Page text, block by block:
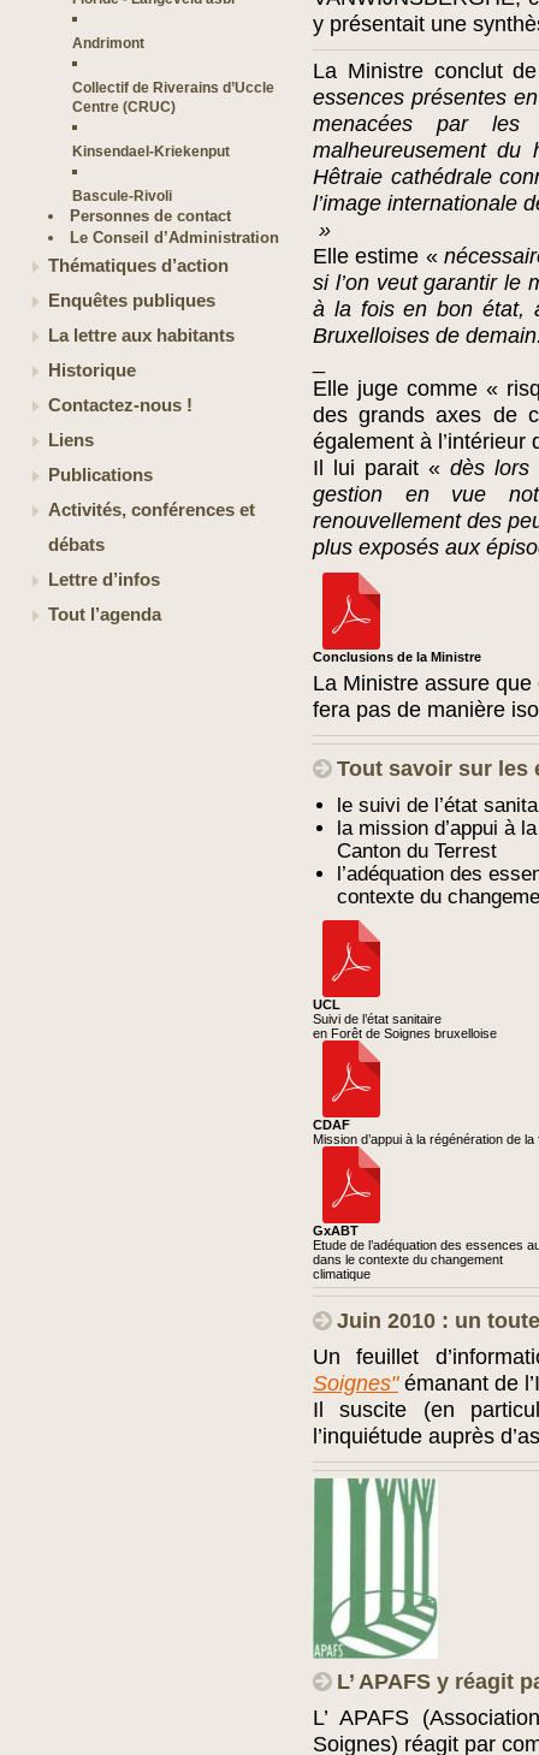
Andrimont
Collectif de Riverains d’Uccle
Centre (CRUC)
Kinsendael-Kriekenput
Bascule-Rivoli
Personnes de contact
Le Conseil d’Administration
Thématiques d’action
Enquêtes publiques
La lettre aux habitants
Historique
Contactez-nous !
Liens
Publications
Activités, conférences et
débats
Lettre d’infos
Tout l’agenda
y présentait une
La Ministre conclut
essences présentes
menacées par les
malheureusement du
Hêtraie cathédrale
l’image internationale
»
Elle estime «
si l’on veut garantir le
à la fois en bon état,
Bruxelloises de
Elle juge comme «
des grands axes de
également à l’intérieur
Il lui parait « dès lors
gestion en vue
renouvellement des
plus exposés aux
Conclusions de la Ministre
La Ministre assure
fera pas de manière
Tout savoir sur les
le suivi de l’état
la mission d’appui à
Canton du Terrest
l’adéquation des
contexte du
UCL
Suivi de l’état sanitaire
en Forêt de Soignes bruxelloise
CDAF
Mission d’appui à la régénération de
GxABT
Etude de l’adéquation des essences
dans le contexte du changement
climatique
Juin 2010 : un
Un feuillet
Soignes"émanant de
Il suscite (en
l’inquiétude auprès
L’ APAFS y réagit
L’ APAFS
Soignes) réagit par